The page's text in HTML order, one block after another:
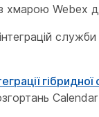
хмарою Webex